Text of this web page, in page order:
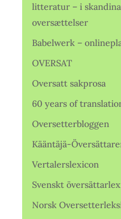
litteratur – i
oversættelser
Babelwerk –
OVERSAT
Oversatt sakprosa
60 years of
Oversetterbloggen
Kääntäjä-
Vertalerslexicon
Svenskt
Norsk